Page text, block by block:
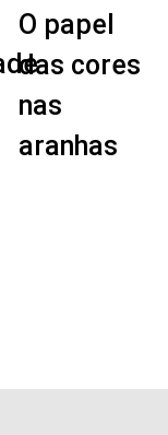
O papel
das cores
nas
aranhas